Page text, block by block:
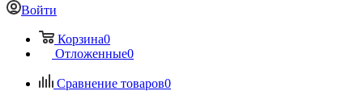
Войти
Корзина0
Отложенные0
Сравнение товаров0